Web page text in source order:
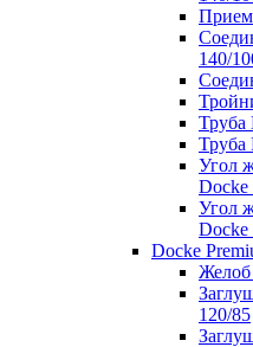
140/
Труба
Труба
Угол
Docke
Угол
Docke
Docke
Желоб
120/85